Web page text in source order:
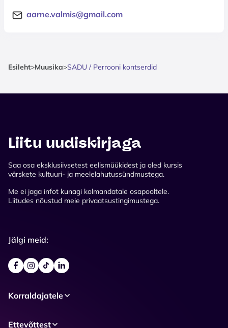
aarne.valmis@gmail.com
Esileht>Muusika>SADU / Perrooni kontserdid
Liitu uudiskirjaga
Saa osa eksklusiivsetest eelismüükidest ja oled kursis
värskete kultuuri- ja meelelahutussündmustega.
Me ei jaga infot kunagi kolmandatale osapooltele.
Liitudes nõustud meie privaatsustingimustega.
Jälgi meid:
Korraldajatele
Ettevõttest